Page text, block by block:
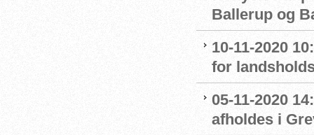
Ballerup og
10-11-2020
for
05-11-2020
afholdes i